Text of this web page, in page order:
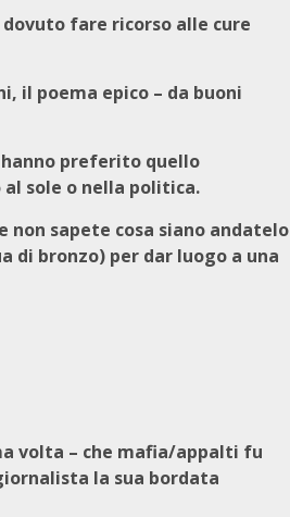
fare ricorso alle cure
il poema epico – da buoni
preferito quello
sole o nella politica.
non sapete cosa siano andatelo
di bronzo) per dar luogo a una
volta – che mafia/appalti fu
la sua bordata